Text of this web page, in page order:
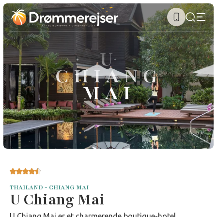
U
CHIANG
MAI
THAILAND - CHIANG MAI
U Chiang Mai